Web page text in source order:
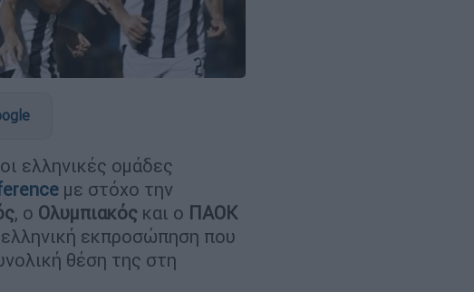
ελληνικές ομάδες
με στόχο την
, ο Ολυμπιακός και ο ΠΑΟΚ
εκπροσώπηση που
θέση της στη